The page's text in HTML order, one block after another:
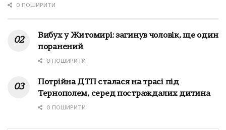
0 ПОШИРИТИ
Вибух у Житомирі: загинув чоловік, ще один
поранений
0 ПОШИРИТИ
Потрійна ДТП сталася на трасі під
Тернополем, серед постраждалих дитина
0 ПОШИРИТИ